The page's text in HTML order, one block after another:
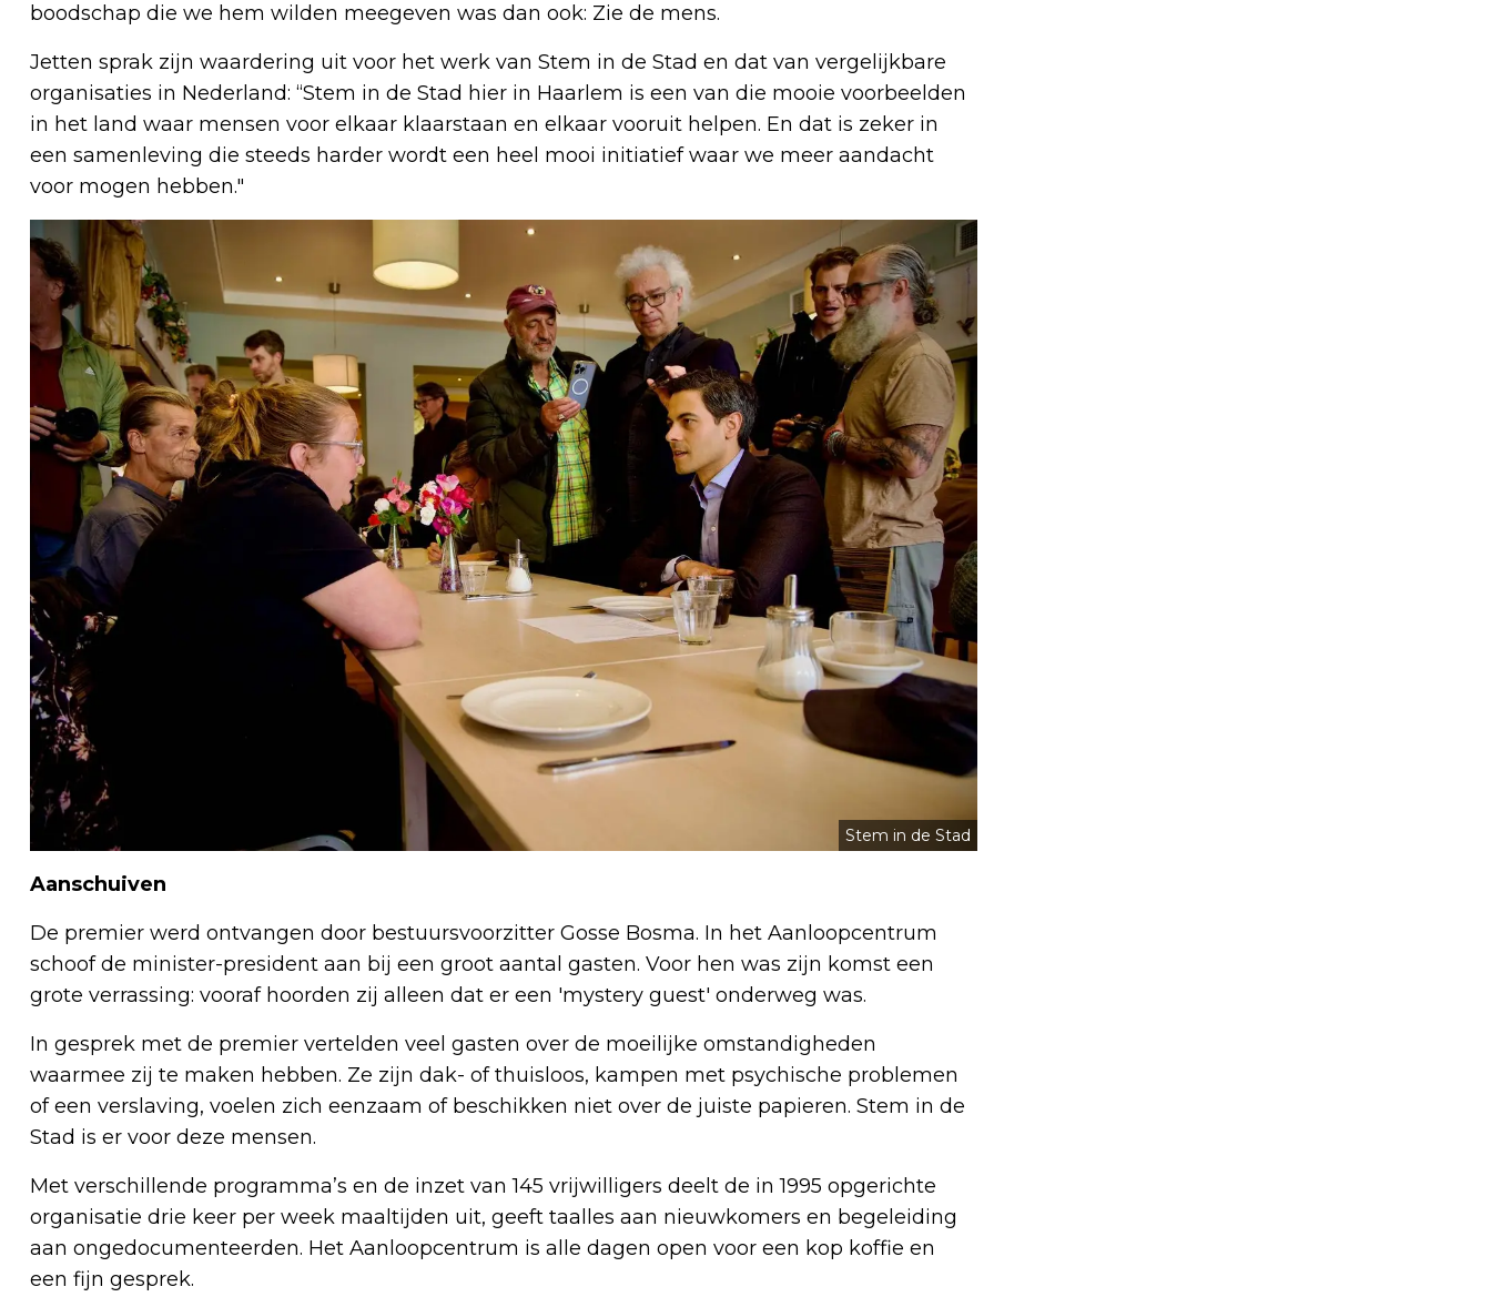
boodschap die we hem wilden meegeven was dan ook: Zie de mens.
Jetten sprak zijn waardering uit voor het werk van Stem in de Stad en dat van vergelijkbare
organisaties in Nederland: “Stem in de Stad hier in Haarlem is een van die mooie voorbeelden
in het land waar mensen voor elkaar klaarstaan en elkaar vooruit helpen. En dat is zeker in
een samenleving die steeds harder wordt een heel mooi initiatief waar we meer aandacht
voor mogen hebben."
Stem in de Stad
Aanschuiven
De premier werd ontvangen door bestuursvoorzitter Gosse Bosma. In het Aanloopcentrum
schoof de minister-president aan bij een groot aantal gasten. Voor hen was zijn komst een
grote verrassing: vooraf hoorden zij alleen dat er een 'mystery guest' onderweg was.
In gesprek met de premier vertelden veel gasten over de moeilijke omstandigheden
waarmee zij te maken hebben. Ze zijn dak- of thuisloos, kampen met psychische problemen
of een verslaving, voelen zich eenzaam of beschikken niet over de juiste papieren. Stem in de
Stad is er voor deze mensen.
Met verschillende programma’s en de inzet van 145 vrijwilligers deelt de in 1995 opgerichte
organisatie drie keer per week maaltijden uit, geeft taalles aan nieuwkomers en begeleiding
aan ongedocumenteerden. Het Aanloopcentrum is alle dagen open voor een kop koffie en
een fijn gesprek.